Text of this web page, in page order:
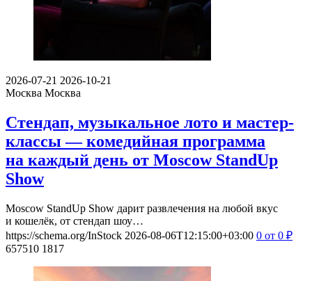
2026-07-21 2026-10-21
Москва Москва
Стендап, музыкальное лото и мастер-
классы — комедийная программа
на каждый день от Moscow StandUp
Show
Moscow StandUp Show дарит развлечения на любой вкус
и кошелёк, от стендап шоу…
https://schema.org/InStock 2026-08-06T12:15:00+03:00 0 от 0 ₽
657510 1817